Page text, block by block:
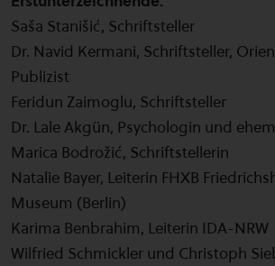
Saša Stanišić, Schriftsteller
Dr. Navid Kermani, Schriftsteller,
Publizist
Feridun Zaimoglu, Schriftsteller
Dr. Lale Akgün, Psychologin und
Marica Bodrožić, Schriftstellerin
Natalie Bayer, Leiterin FHXB
Museum (Berlin)
Karima Benbrahim, Leiterin IDA-NRW
Wilfried Schmickler und Christoph